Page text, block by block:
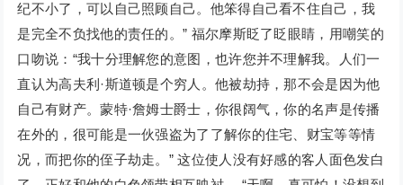
纪不小了，可以自己照顾自己。他笨得自己看不住自己，我
是完全不负找他的责任的。” 福尔摩斯眨了眨眼睛，用嘲笑的
口吻说：“我十分理解您的意图，也许您并不理解我。人们一
直认为高夫利·斯道顿是个穷人。他被劫持，那不会是因为他
自己有财产。蒙特·詹姆士爵士，你很阔气，你的名声是传播
在外的，很可能是一伙强盗为了了解你的住宅、财宝等等情
况，而把你的侄子劫走。” 这位使人没有好感的客人面色发白